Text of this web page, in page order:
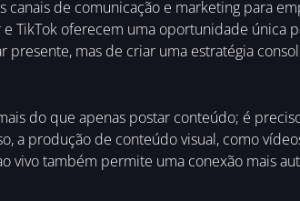
de comunicação e marketing para
TikTok oferecem uma oportunidade única
presente, mas de criar uma estratégia
do que apenas postar conteúdo; é
a produção de conteúdo visual, como
vivo também permite uma conexão mais